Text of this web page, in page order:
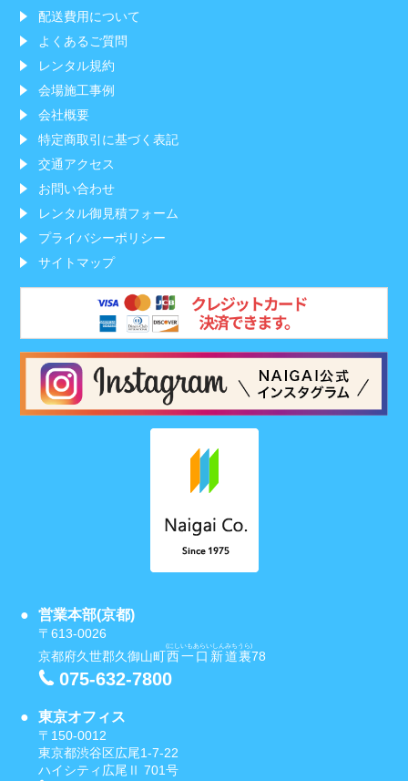
配送費用について
よくあるご質問
レンタル規約
会場施工事例
会社概要
特定商取引に基づく表記
交通アクセス
お問い合わせ
レンタル御見積フォーム
プライバシーポリシー
サイトマップ
営業本部(京都)
〒613-0026
京都府久世郡久御山町西一口新道裏
(にしいもあらいしんみちうら)
78
075-632-7800
東京オフィス
〒150-0012
東京都渋谷区広尾1-7-22
ハイシティ広尾Ⅱ 701号